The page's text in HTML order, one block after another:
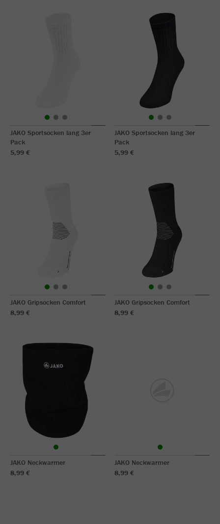
JAKO Sportsocken lang 3er
Pack
5,99 €
JAKO Sportsocken lang 3er
Pack
5,99 €
JAKO Gripsocken Comfort
8,99 €
JAKO Gripsocken Comfort
8,99 €
JAKO Neckwarmer
8,99 €
JAKO Neckwarmer
8,99 €